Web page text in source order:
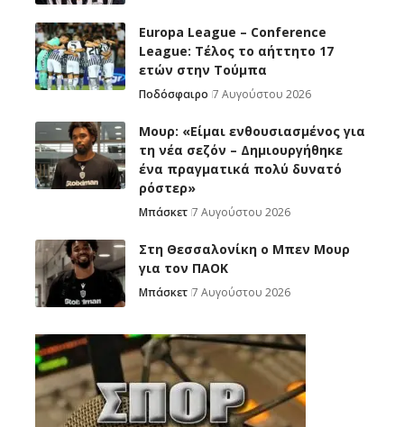
Europa League – Conference
League: Τέλος το αήττητο 17
ετών στην Τούμπα
Ποδόσφαιρο 7 Αυγούστου 2026
Μουρ: «Είμαι ενθουσιασμένος για
τη νέα σεζόν – Δημιουργήθηκε
ένα πραγματικά πολύ δυνατό
ρόστερ»
Μπάσκετ 7 Αυγούστου 2026
Στη Θεσσαλονίκη ο Μπεν Μουρ
για τον ΠΑΟΚ
Μπάσκετ 7 Αυγούστου 2026